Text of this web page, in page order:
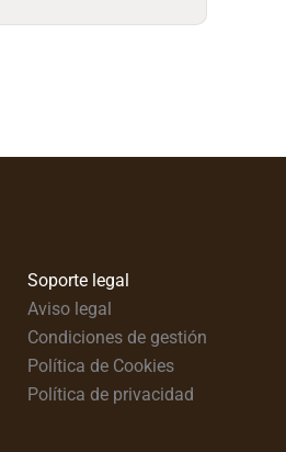
Soporte legal
Aviso legal
Condiciones de gestión
Política de Cookies
Política de privacidad